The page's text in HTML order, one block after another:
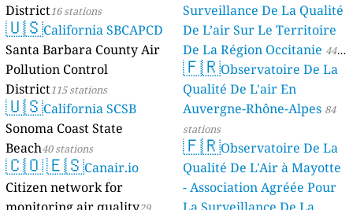
District16 stations
🇺🇸California SBCAPCD
Santa Barbara County Air
Pollution Control
District115 stations
🇺🇸California SCSB
Sonoma Coast State
Beach40 stations
🇨🇴🇪🇸Canair.io
Citizen network for
Surveillance De La Qualité
De L’air Sur Le Territoire
De La Région Occitanie 44
stations
🇫🇷Observatoire De La
Qualité De L'air En
Auvergne-Rhône-Alpes 84
stations
🇫🇷Observatoire De La
Qualité De L'Air à Mayotte
- Association Agréée Pour